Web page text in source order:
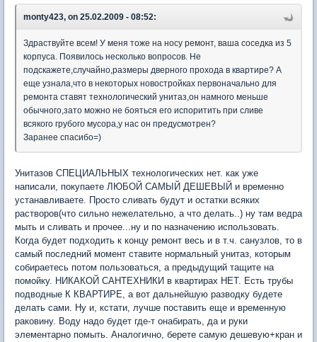
monty423, on 25.02.2009 - 08:52:
Здраствуйте всем! У меня тоже на носу ремонт, ваша соседка из 5
корпуса. Появилось несколько вопросов. Не
подскажете,случайно,размеры дверного прохода в квартире? А
еще узнала,что в некоторых новостройках первоначально для
ремонта ставят технологический унитаз,он намного меньше
обычного,зато можно не бояться его испоритить при сливе
всякого грубого мусора,у нас он предусмотрен?
Заранее спасибо=)
Унитазов СПЕЦИАЛЬНЫХ технологических нет. как уже
написали, покупаете ЛЮБОЙ САМЫЙ ДЕШЕВЫЙ и временно
устанавливаете. Просто сливать будут и остатки всяких
растворов(что сильно нежелательно, а что делать..) ну там ведра
мыть и сливать и прочее...ну и по назначению использовать.
Когда будет подходить к концу ремонт весь и в т.ч. санузлов, то в
самый последний момент ставите нормальный унитаз, которым
собираетесь потом пользоваться, а предыдущий тащите на
помойку. НИКАКОЙ САНТЕХНИКИ в квартирах НЕТ. Есть трубы
подводные К КВАРТИРЕ, а вот дальнейшую разводку будете
делать сами. Ну и, кстати, лучше поставить еще и временную
раковину. Воду надо будет где-т онабирать, да и руки
элементарно помыть. Аналогично, берете самую дешевую+кран и